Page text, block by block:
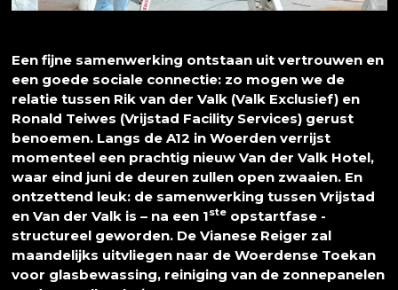
Een fijne samenwerking ontstaan uit vertrouwen en
een goede sociale connectie: zo mogen we de
relatie tussen Rik van der Valk (Valk Exclusief) en
Ronald Teiwes (Vrijstad Facility Services) gerust
benoemen. Langs de A12 in Woerden verrijst
momenteel een prachtig nieuw Van der Valk Hotel,
waar eind juni de deuren zullen open zwaaien. En
ontzettend leuk: de samenwerking tussen Vrijstad
en Van der Valk is – na een 1steopstartfase -
structureel geworden. De Vianese Reiger zal
maandelijks uitvliegen naar de Woerdense Toekan
voor glasbewassing, reiniging van de zonnepanelen